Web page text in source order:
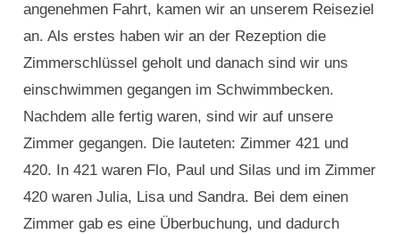
angenehmen Fahrt, kamen wir an unserem Reiseziel
an. Als erstes haben wir an der Rezeption die
Zimmerschlüssel geholt und danach sind wir uns
einschwimmen gegangen im Schwimmbecken.
Nachdem alle fertig waren, sind wir auf unsere
Zimmer gegangen. Die lauteten: Zimmer 421 und
420. In 421 waren Flo, Paul und Silas und im Zimmer
420 waren Julia, Lisa und Sandra. Bei dem einen
Zimmer gab es eine Überbuchung, und dadurch